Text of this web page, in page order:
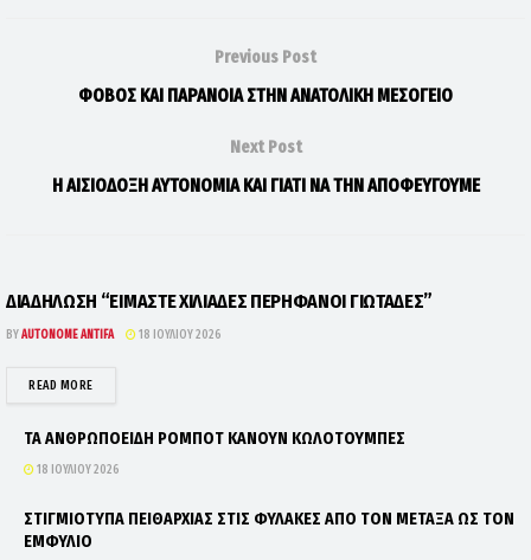
Previous Post
ΦΟΒΟΣ ΚΑΙ ΠΑΡΑΝΟΙΑ ΣΤΗΝ ΑΝΑΤΟΛΙΚΗ ΜΕΣΟΓΕΙΟ
Next Post
Η ΑΙΣΙΟΔΟΞΗ ΑΥΤΟΝΟΜΙΑ ΚΑΙ ΓΙΑΤΙ ΝΑ ΤΗΝ ΑΠΟΦΕΥΓΟΥΜΕ
ΔΙΑΔΗΛΩΣΗ “ΕΙΜΑΣΤΕ ΧΙΛΙΑΔΕΣ ΠΕΡΗΦΑΝΟΙ ΓΙΩΤΑΔΕΣ”
BYAUTONOME ANTIFA 18 ΙΟΥΛΊΟΥ 2026
READ MOREDETAILS
ΤΑ ΑΝΘΡΩΠΟΕΙΔΗ ΡΟΜΠΟΤ ΚΑΝΟΥΝ ΚΩΛΟΤΟΥΜΠΕΣ
18 ΙΟΥΛΊΟΥ 2026
ΣΤΙΓΜΙΟΤΥΠΑ ΠΕΙΘΑΡΧΙΑΣ ΣΤΙΣ ΦΥΛΑΚΕΣ ΑΠΟ ΤΟΝ ΜΕΤΑΞΑ ΩΣ ΤΟΝ
ΕΜΦΥΛΙΟ